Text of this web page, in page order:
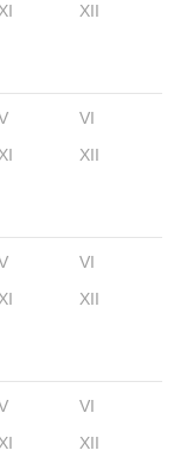
XI XII
VI
XI XII
VI
XI XII
VI
XI XII